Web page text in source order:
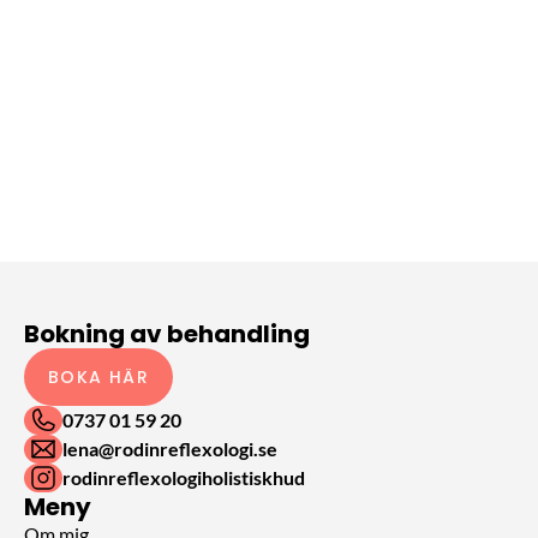
Bokning av behandling
BOKA HÄR
0737 01 59 20
lena@rodinreflexologi.se
rodinreflexologiholistiskhud
Meny